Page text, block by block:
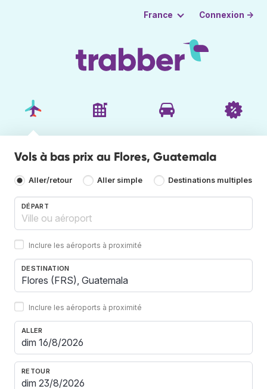
France Connexion →
Vols à bas prix au Flores, Guatemala
Aller/retour Aller simple Destinations multiples
DÉPART
Inclure les aéroports à proximité
DESTINATION
Inclure les aéroports à proximité
ALLER
RETOUR